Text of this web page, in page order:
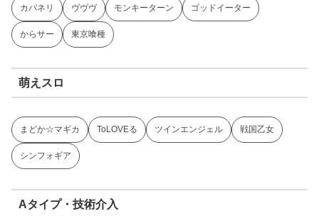
カバネリ ヴヴヴ モンキーターン ゴッドイーター
からサー 東京喰種
萌えスロ
まどか☆マギカ ToLOVEる ツインエンジェル 戦国乙女
シンフォギア
Aタイプ・技術介入